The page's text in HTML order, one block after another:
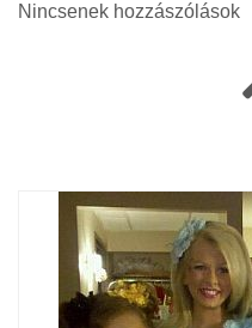
Nincsenek hozzászólások